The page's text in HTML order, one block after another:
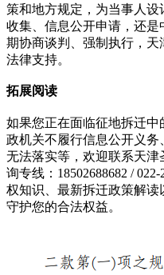
策和地方规定，为当事人
收集、信息公开申请，还
期协商谈判、强制执行，
法律支持。
拓展阅读
如果您正在面临征地拆迁
政机关不履行信息公开义
无法落实等，欢迎联系天
询专线：18502688682 /
权知识、最新拆迁政策解
守护您的合法权益。